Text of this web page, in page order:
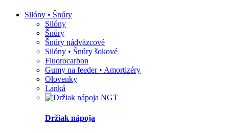
Silóny • Šnúry
Silóny
Šnúry
Šnúry nádväzcové
Silóny • Šnúry šokové
Fluorocarbon
Gumy na feeder • Amortizéry
Olovenky
Lanká
Držiak nápoja